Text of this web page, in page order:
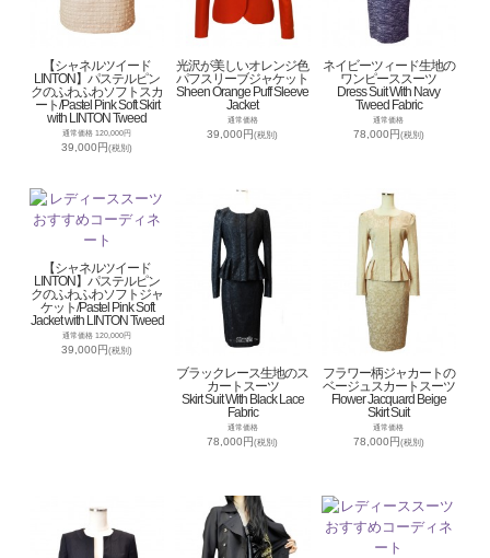
【シャネルツイード
LINTON】パステルピン
クのふわふわソフトスカ
ート/Pastel Pink Soft Skirt
with LINTON Tweed
通常価格 120,000円
39,000円(税別)
光沢が美しいオレンジ色
パフスリーブジャケット
Sheen Orange Puff Sleeve
Jacket
通常価格
39,000円(税別)
ネイビーツィード生地の
ワンピーススーツ
Dress Suit With Navy
Tweed Fabric
通常価格
78,000円(税別)
【シャネルツイード
LINTON】パステルピン
クのふわふわソフトジャ
ケット/Pastel Pink Soft
Jacket with LINTON Tweed
通常価格 120,000円
39,000円(税別)
ブラックレース生地のス
カートスーツ
Skirt Suit With Black Lace
Fabric
通常価格
78,000円(税別)
フラワー柄ジャカートの
ベージュスカートスーツ
Flower Jacquard Beige
Skirt Suit
通常価格
78,000円(税別)